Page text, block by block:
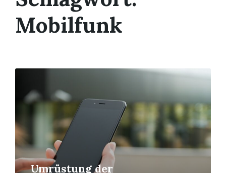
Mobilfunk
Umrüstung der
Read